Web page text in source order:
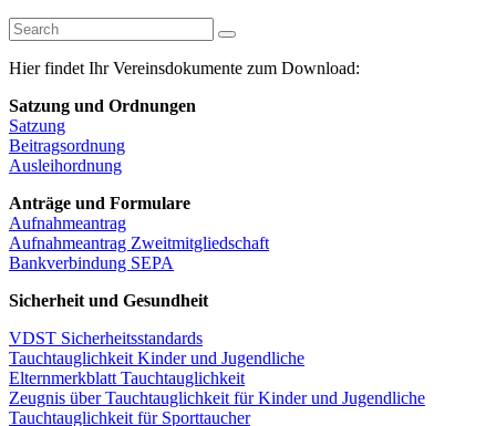
Hier findet Ihr Vereinsdokumente zum Download:
Satzung und Ordnungen
Satzung
Beitragsordnung
Ausleihordnung
Anträge und Formulare
Aufnahmeantrag
Aufnahmeantrag Zweitmitgliedschaft
Bankverbindung SEPA
Sicherheit und Gesundheit
VDST Sicherheitsstandards
Tauchtauglichkeit Kinder und Jugendliche
Elternmerkblatt Tauchtauglichkeit
Zeugnis über Tauchtauglichkeit für Kinder und Jugendliche
Tauchtauglichkeit für Sporttaucher